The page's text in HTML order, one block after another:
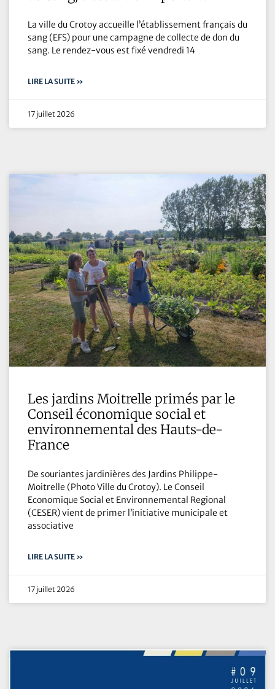
La ville du Crotoy accueille l’établissement français du
sang (EFS) pour une campagne de collecte de don du
sang. Le rendez-vous est fixé vendredi 14
LIRE LA SUITE »
17 juillet 2026
Les jardins Moitrelle primés par le
Conseil économique social et
environnemental des Hauts-de-
France
De souriantes jardinières des Jardins Philippe-
Moitrelle (Photo Ville du Crotoy). Le Conseil
Economique Social et Environnemental Regional
(CESER) vient de primer l’initiative municipale et
associative
LIRE LA SUITE »
17 juillet 2026